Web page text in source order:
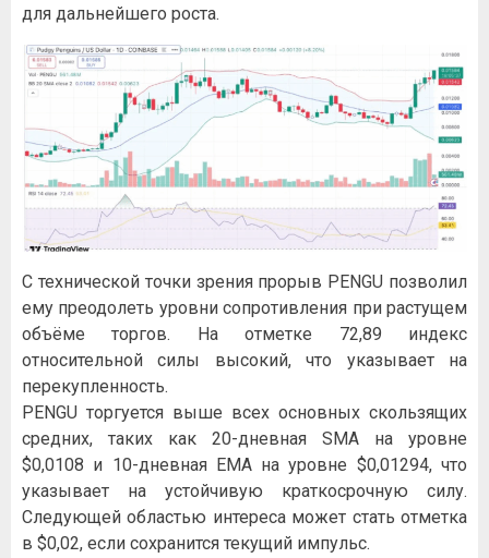
для дальнейшего роста.
С технической точки зрения прорыв PENGU позволил
ему преодолеть уровни сопротивления при растущем
объёме торгов. На отметке 72,89 индекс
относительной силы высокий, что указывает на
перекупленность.
PENGU торгуется выше всех основных скользящих
средних, таких как 20-дневная SMA на уровне
$0,0108 и 10-дневная EMA на уровне $0,01294, что
указывает на устойчивую краткосрочную силу.
Следующей областью интереса может стать отметка
в $0,02, если сохранится текущий импульс.